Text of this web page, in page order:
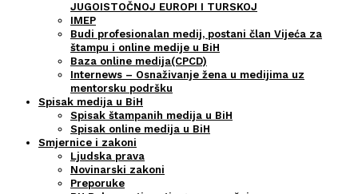
JUGOISTOČNOJ EUROPI I TURSKOJ
IMEP
Budi profesionalan medij, postani član Vijeća za
štampu i online medije u BiH
Baza online medija(CPCD)
Internews – Osnaživanje žena u medijima uz
mentorsku podršku
Spisak medija u BiH
Spisak štampanih medija u BiH
Spisak online medija u BiH
Smjernice i zakoni
Ljudska prava
Novinarski zakoni
Preporuke